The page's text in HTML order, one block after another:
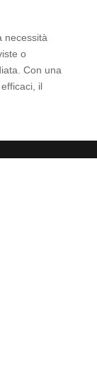
necessità
o
Con una
il